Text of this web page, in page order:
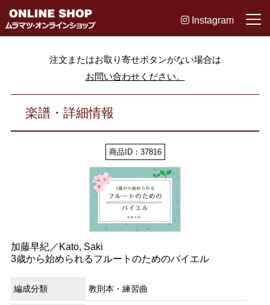
Instagram
注文またはお取り寄せボタンがない場合は
お問い合わせください。
楽譜・詳細情報
商品ID：37816
加藤早紀／Kato, Saki
3歳から始められるフルートのためのバイエル
編成分類 教則本・練習曲